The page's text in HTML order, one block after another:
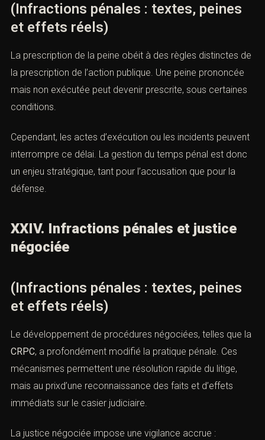
(Infractions pénales : textes, peines
et effets réels)
La prescription de la peine obéit à des règles distinctes de
la prescription de l’action publique. Une peine prononcée
mais non exécutée peut devenir prescrite, sous certaines
conditions.
Cependant, les actes d’exécution ou les incidents peuvent
interrompre ce délai. La gestion du temps pénal est donc
un enjeu stratégique, tant pour l’accusation que pour la
défense.
XXIV. Infractions pénales et justice
négociée
(Infractions pénales : textes, peines
et effets réels)
Le développement de procédures négociées, telles que la
CRPC, a profondément modifié la pratique pénale. Ces
mécanismes permettent une résolution rapide du litige,
mais au prixd’une reconnaissance des faits et d’effets
immédiats sur le casier judiciaire.
La justice négociée impose une vigilance accrue :